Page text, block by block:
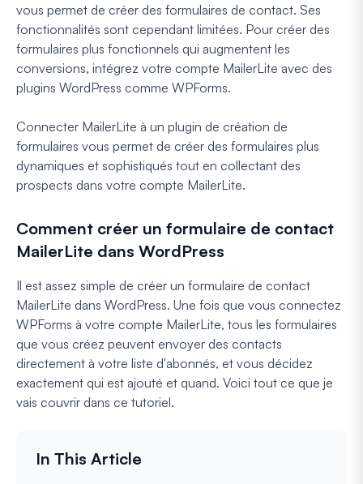
vous permet de créer des formulaires de contact. Ses
fonctionnalités sont cependant limitées. Pour créer des
formulaires plus fonctionnels qui augmentent les
conversions, intégrez votre compte MailerLite avec des
plugins WordPress comme WPForms.
Connecter MailerLite à un plugin de création de
formulaires vous permet de créer des formulaires plus
dynamiques et sophistiqués tout en collectant des
prospects dans votre compte MailerLite.
Comment créer un formulaire de contact
MailerLite dans WordPress
Il est assez simple de créer un formulaire de contact
MailerLite dans WordPress. Une fois que vous connectez
WPForms à votre compte MailerLite, tous les formulaires
que vous créez peuvent envoyer des contacts
directement à votre liste d'abonnés, et vous décidez
exactement qui est ajouté et quand. Voici tout ce que je
vais couvrir dans ce tutoriel.